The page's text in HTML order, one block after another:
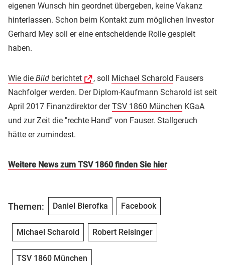
eigenen Wunsch hin geordnet übergeben, keine Vakanz
hinterlassen. Schon beim Kontakt zum möglichen Investor
Gerhard Mey soll er eine entscheidende Rolle gespielt
haben.
Wie die Bild berichtet , soll Michael Scharold Fausers
Nachfolger werden. Der Diplom-Kaufmann Scharold ist seit
April 2017 Finanzdirektor derTSV 1860 München KGaA
und zur Zeit die "rechte Hand" von Fauser. Stallgeruch
hätte er zumindest.
Weitere News zum TSV 1860 finden Sie hier
Themen: Daniel Bierofka Facebook
Michael Scharold Robert Reisinger
TSV 1860 München